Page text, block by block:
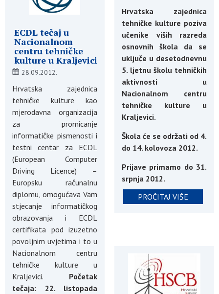
ECDL tečaj u
Nacionalnom
centru tehničke
kulture u Kraljevici
28.09.2012.
Hrvatska zajednica
tehničke kulture kao
mjerodavna organizacija
za promicanje
informatičke pismenosti i
testni centar za ECDL
(European Computer
Driving Licence) –
Europsku računalnu
diplomu, omogućava Vam
stjecanje informatičkog
obrazovanja i ECDL
certifikata pod izuzetno
povoljnim uvjetima i to u
Nacionalnom centru
tehničke kulture u
Kraljevici. Početak
tečaja: 22. listopada
Hrvatska zajednica
tehničke kulture poziva
učenike viših razreda
osnovnih škola da se
uključe u desetodnevnu
5. ljetnu školu tehničkih
aktivnosti u
Nacionalnom centru
tehničke kulture u
Kraljevici.
Škola će se održati od 4.
do 14. kolovoza 2012.
Prijave primamo do 31.
srpnja 2012.
PROČITAJ VIŠE